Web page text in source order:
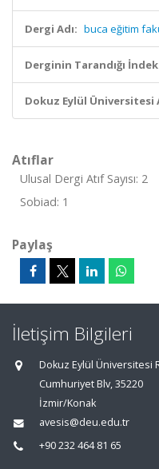
Dergi Adı: buca eğitim
Derginin Tarandığı
Dokuz Eylül Üniversitesi
Atıflar
Ulusal Dergi Atıf Sayısı: 2
Sobiad: 1
Paylaş
İletişim Bilgileri
Dokuz Eylül Üniversitesi
Cumhuriyet Blv, 35220
İzmir/Konak
avesis@deu.edu.tr
+90 232 464 81 65